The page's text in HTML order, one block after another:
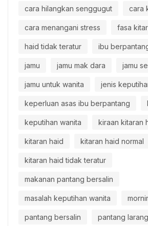
cara hilangkan senggugut cara
cara menangani stress fasa
haid tidak teratur ibu
jamu jamu mak dara jamu
jamu untuk wanita jenis
keperluan asas ibu berpantang
keputihan wanita kiraan kitaran
kitaran haid kitaran haid normal
kitaran haid tidak teratur
makanan pantang bersalin
masalah keputihan wanita
pantang bersalin pantang